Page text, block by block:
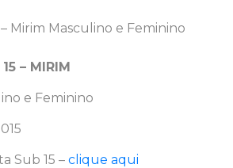
– MIRIM
e Feminino
Sub 15 – clique aqui